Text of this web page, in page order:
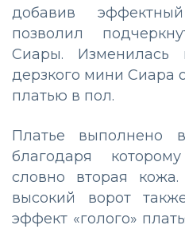
добавив
позволил
Сиары.
дерзкого мини Сиара
платью в пол.
Платье выполнено
благодаря
словно вторая
высокий ворот
эффект «голого»